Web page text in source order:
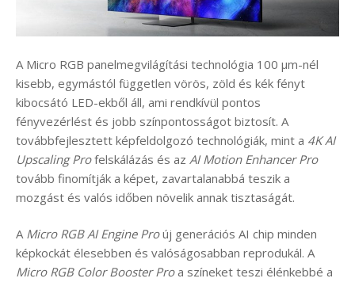
A Micro RGB panelmegvilágítási technológia 100 μm-nél
kisebb, egymástól független vörös, zöld és kék fényt
kibocsátó LED-ekből áll, ami rendkívül pontos
fényvezérlést és jobb színpontosságot biztosít. A
továbbfejlesztett képfeldolgozó technológiák, mint a 4K AI
Upscaling Profelskálázás és az AI Motion Enhancer Pro
tovább finomítják a képet, zavartalanabbá teszik a
mozgást és valós időben növelik annak tisztaságát.
A Micro RGB AI Engine Proúj generációs AI chip minden
képkockát élesebben és valóságosabban reprodukál. A
Micro RGB Color Booster Proa színeket teszi élénkebbé a